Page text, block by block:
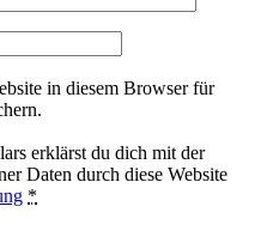
in diesem Browser für
erklärst du dich mit der
Daten durch diese Website
*